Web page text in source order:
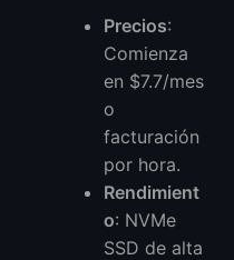
Precios:
Comienza
en $7.7/mes
o
facturación
por hora.
Rendimient
o: NVMe
SSD de alta